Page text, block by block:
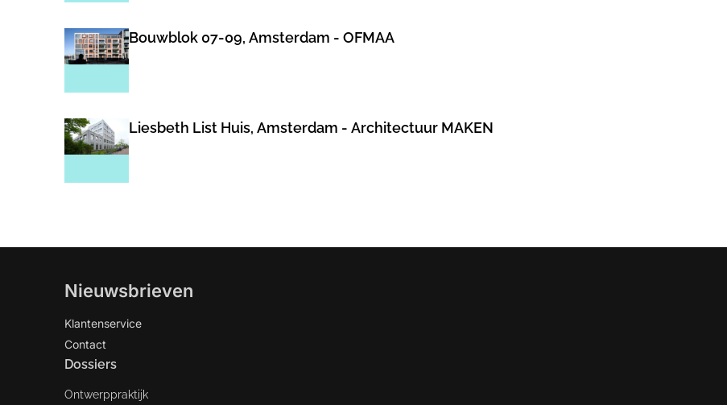
Bouwblok 07-09, Amsterdam - OFMAA
Liesbeth List Huis, Amsterdam - Architectuur MAKEN
Nieuwsbrieven
Klantenservice
Contact
Dossiers
Ontwerppraktijk